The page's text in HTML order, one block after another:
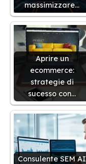
massimizzare…
Aprire un
ecommerce:
strategie di
sucesso con…
Consulente SEM AI